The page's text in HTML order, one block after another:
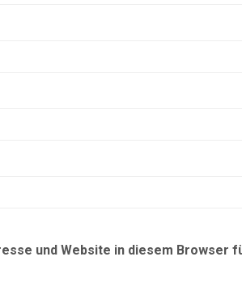
und Website in diesem Browser